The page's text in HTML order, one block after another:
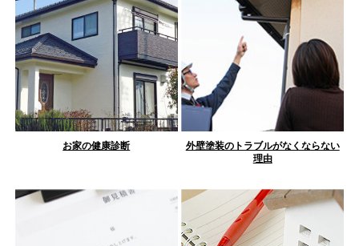
お家の健康診断
外壁塗装のトラブルがなくならない
理由